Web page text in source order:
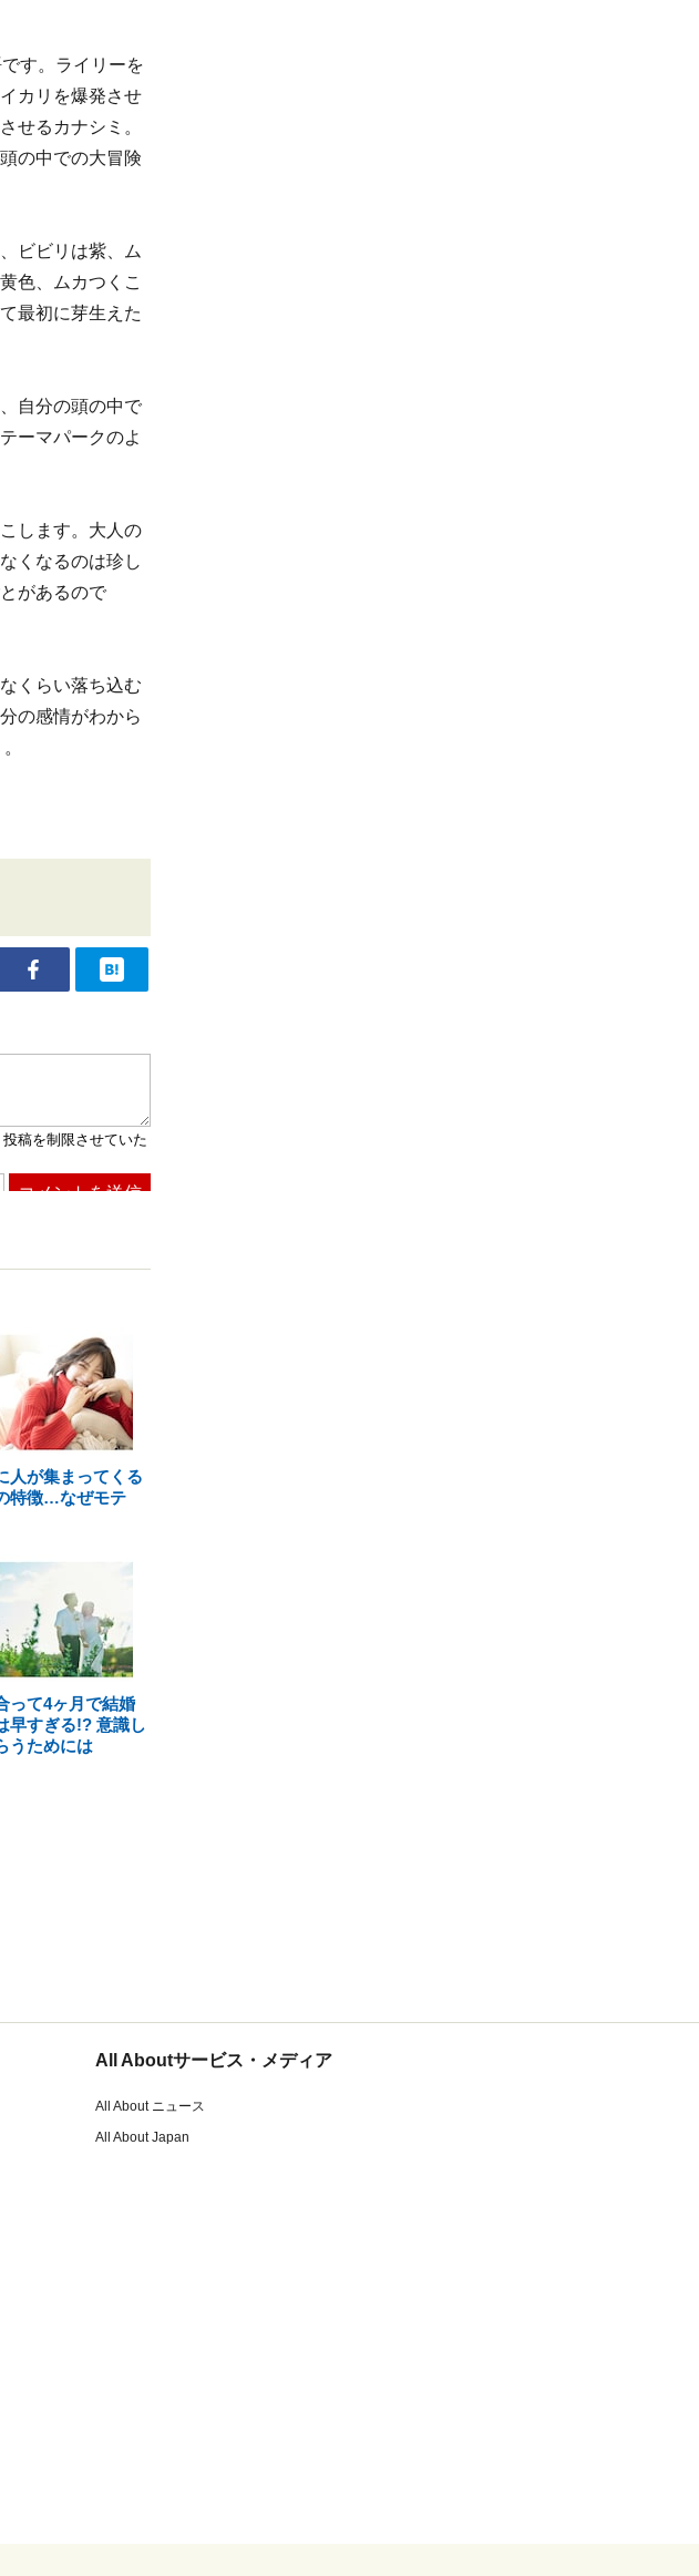
す。ライリーを
カリを爆発させ
せるカナシミ。
の中での大冒険
ビビリは紫、ム
色、ムカつくこ
最初に芽生えた
自分の頭の中で
ーマパークのよ
します。大人の
くなるのは珍し
があるので
くらい落ち込む
の感情がわから
人が集まってくる
特徴…なぜモテ
って4ヶ月で結婚
早すぎる!? 意識し
うためには
All Aboutサービス・メディア
All About ニュース
All About Japan